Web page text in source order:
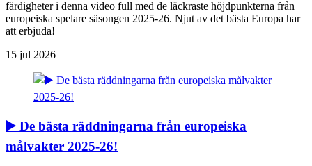
färdigheter i denna video full med de läckraste höjdpunkterna från
europeiska spelare säsongen 2025-26. Njut av det bästa Europa har
att erbjuda!
15 jul 2026
▶️ De bästa räddningarna från europeiska
målvakter 2025-26!